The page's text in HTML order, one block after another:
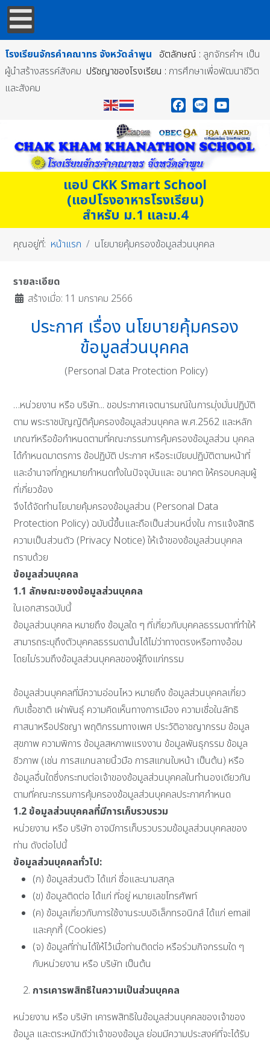
โรงเรียนจักรคำคณาทร จังหวัดลำพูน อัตลักษณ์ : ลูกจักรคำฯ เป็น
ผู้นำสร้างสรรค์สังคม ปรัชญาของโรงเรียน : การศึกษาเพื่อพัฒนาชีวิต
และสังคม
แอป CKK Smart School
(แอปโรงอาหารโรงเรียน)
สำหรับ ม.1 และม.4
คุณอยู่ที่: หน้าแรก นโยบายคุ้มครองข้อมูลส่วนบุคคล
รายละเอียด
สร้างเมื่อ: 11 มกราคม 2566
ประกาศ เรื่อง นโยบายคุ้มครอง
ข้อมูลส่วนบุคคล
(Personal Data Protection Policy)
…หน่วยงาน หรือ บริษัท... ขอประกาศเจตนารมณ์ในการมุ่งมั่นปฏิบัติ
ตาม พระราชบัญญัติคุ้มครองข้อมูลส่วนบุคคล พ.ศ.2562 และหลัก
เกณฑ์หรือข้อกําหนดตามที่คณะกรรมการคุ้มครองข้อมูลส่วน บุคคล
ได้กําหนดมาตรการ ข้อปฏิบัติ ประกาศ หรือระเบียบปฏิบัติตามหน้าที่
และอํานาจที่กฎหมายกําหนดทั้งในปัจจุบันและ อนาคต ให้ครอบคลุมผู้
ที่เกี่ยวข้อง
จึงได้จัดทํานโยบายคุ้มครองข้อมูลส่วน (Personal Data
Protection Policy) ฉบับนี้ขึ้นและถือเป็นส่วนหนึ่งใน การแจ้งสิทธิ
ความเป็นส่วนตัว (Privacy Notice) ให้เจ้าของข้อมูลส่วนบุคคล
ทราบด้วย
ข้อมูลส่วนบุคคล
1.1 ลักษณะของข้อมูลส่วนบุคคล
ในเอกสารฉบับนี้
ข้อมูลส่วนบุคคล หมายถึง ข้อมูลใด ๆ ที่เกี่ยวกับบุคคลธรรมดาที่ทำให้
สามารถระบุถึงตัวบุคคลธรรมดานั้นได้ไม่ว่าทางตรงหรือทางอ้อม
โดยไม่รวมถึงข้อมูลส่วนบุคคลของผู้ถึงแก่กรรม
ข้อมูลส่วนบุคคลที่มีความอ่อนไหว หมายถึง ข้อมูลส่วนบุคคลเกี่ยว
กับเชื้อชาติ เผ่าพันธุ์ ความคิดเห็นทางการเมือง ความเชื่อในลัทธิ
ศาสนาหรือปรัชญา พฤติกรรมทางเพศ ประวัติอาชญากรรม ข้อมูล
สุขภาพ ความพิการ ข้อมูลสหภาพแรงงาน ข้อมูลพันธุกรรม ข้อมูล
ชีวภาพ (เช่น การสแกนลายนิ้วมือ การสแกนใบหน้า เป็นต้น) หรือ
ข้อมูลอื่นใดซึ่งกระทบต่อเจ้าของข้อมูลส่วนบุคคลในทำนองเดียวกัน
ตามที่คณะกรรมการคุ้มครองข้อมูลส่วนบุคคลประกาศกำหนด
1.2ข้อมูลส่วนบุคคลที่มีการเก็บรวบรวม
หน่วยงาน หรือ บริษัท อาจมีการเก็บรวบรวมข้อมูลส่วนบุคคลของ
ท่าน ดังต่อไปนี้
ข้อมูลส่วนบุคคลทั่วไป:
(ก) ข้อมูลส่วนตัว ได้แก่ ชื่อและนามสกุล
(ข) ข้อมูลติดต่อ ได้แก่ ที่อยู่ หมายเลขโทรศัพท์
(ค) ข้อมูลเกี่ยวกับการใช้งานระบบอิเล็กทรอนิกส์ ได้แก่ email
และคุกกี้ (Cookies)
(จ) ข้อมูลที่ท่านได้ให้ไว้เมื่อท่านติดต่อ หรือร่วมกิจกรรมใด ๆ
กับหน่วยงาน หรือ บริษัท เป็นต้น
การเคารพสิทธิในความเป็นส่วนบุคคล
หน่วยงาน หรือ บริษัท เคารพสิทธิในข้อมูลส่วนบุคคลของเจ้าของ
ข้อมูล และตระหนักดีว่าเจ้าของข้อมูล ย่อมมีความประสงค์ที่จะได้รับ